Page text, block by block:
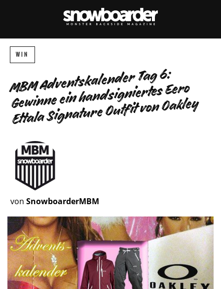
WIN
MBM Adventskalender Tag 6:
Gewinne ein handsigniertes Eero
Ettala Signature Outfit von Oakley
von SnowboarderMBM